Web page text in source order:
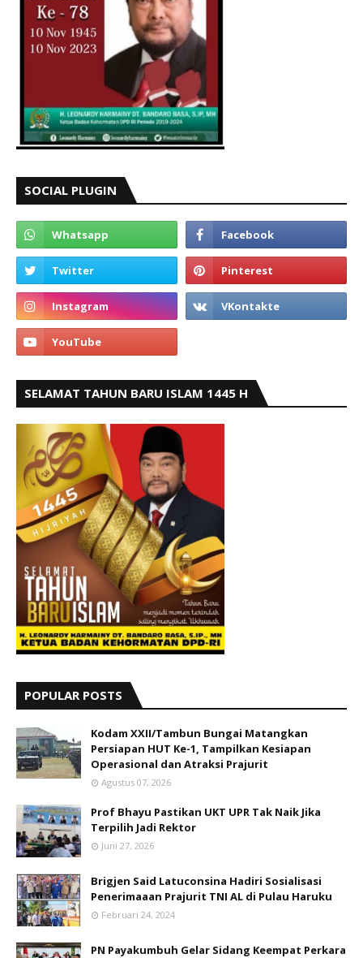
SOCIAL PLUGIN
SELAMAT TAHUN BARU ISLAM 1445 H
POPULAR POSTS
Kodam XXII/Tambun Bungai Matangkan
Persiapan HUT Ke-1, Tampilkan Kesiapan
Operasional dan Atraksi Prajurit
Agustus 07, 2026
Prof Bhayu Pastikan UKT UPR Tak Naik Jika
Terpilih Jadi Rektor
Juni 27, 2026
Brigjen Said Latuconsina Hadiri Sosialisasi
Penerimaaan Prajurit TNI AL di Pulau Haruku
Februari 24, 2024
PN Payakumbuh Gelar Sidang Keempat Perkara